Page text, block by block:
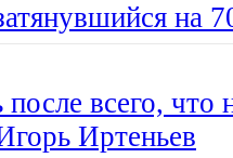
на
всего, что
Иртеньев